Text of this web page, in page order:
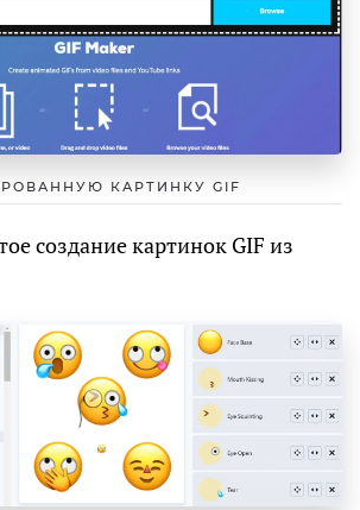
КАРТИНКУ GIF
создание картинок GIF из